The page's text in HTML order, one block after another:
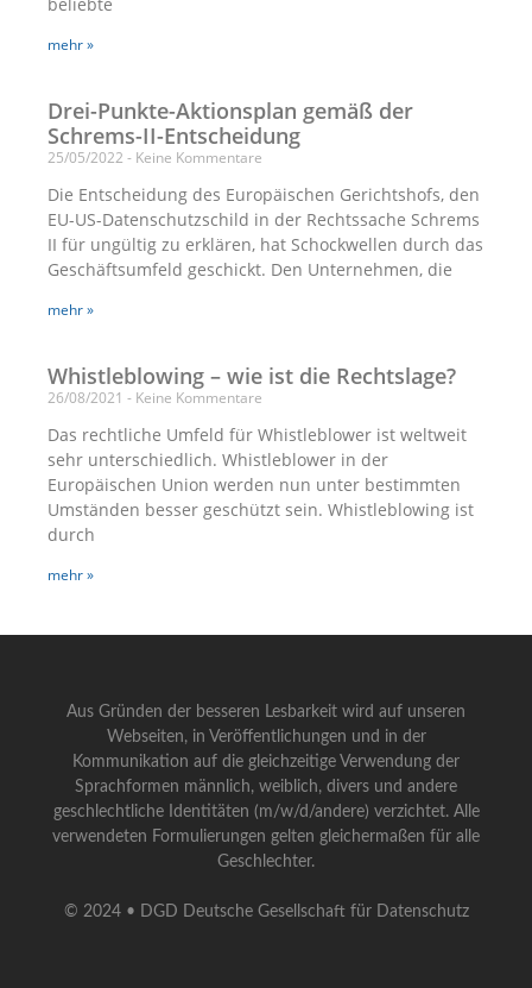
beliebte
mehr »
Drei-Punkte-Aktionsplan gemäß der
Schrems-II-Entscheidung
25/05/2022 Keine Kommentare
Die Entscheidung des Europäischen Gerichtshofs, den
EU-US-Datenschutzschild in der Rechtssache Schrems
II für ungültig zu erklären, hat Schockwellen durch das
Geschäftsumfeld geschickt. Den Unternehmen, die
mehr »
Whistleblowing – wie ist die Rechtslage?
26/08/2021 Keine Kommentare
Das rechtliche Umfeld für Whistleblower ist weltweit
sehr unterschiedlich. Whistleblower in der
Europäischen Union werden nun unter bestimmten
Umständen besser geschützt sein. Whistleblowing ist
durch
mehr »
Aus Gründen der besseren Lesbarkeit wird auf unseren
Webseiten, in Veröffentlichungen und in der
Kommunikation auf die gleichzeitige Verwendung der
Sprachformen männlich, weiblich, divers und andere
geschlechtliche Identitäten (m/w/d/andere) verzichtet. Alle
verwendeten Formulierungen gelten gleichermaßen für alle
Geschlechter.
© 2024 • DGD Deutsche Gesellschaft für Datenschutz